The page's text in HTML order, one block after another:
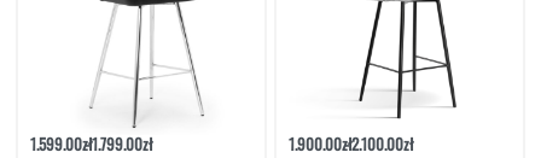
Hoker Emy Chrom
1.599.00zł1.799.00zł 1.900.00zł2.100.00zł